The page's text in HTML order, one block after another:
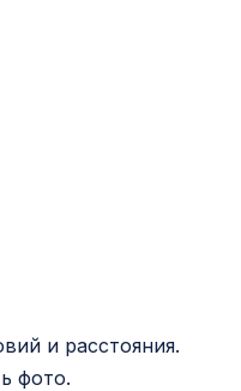
и расстояния.
фото.